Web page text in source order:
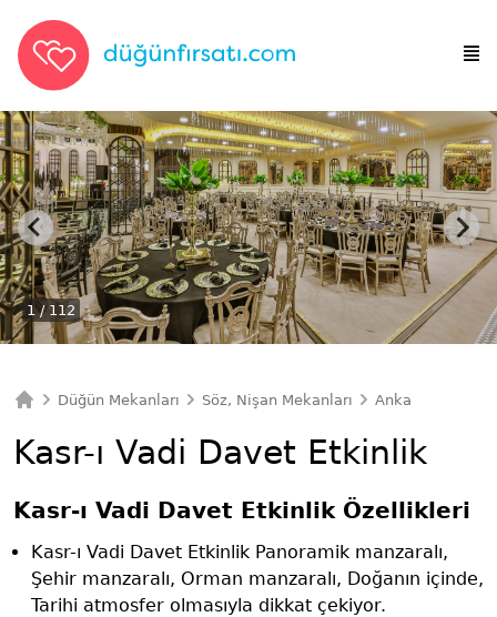
1/ 112
Düğün Mekanları Söz, Nişan Mekanları Ankara Söz,
Kasr-ı Vadi Davet Etkinlik
Kasr-ı Vadi Davet Etkinlik Özellikleri
Kasr-ı Vadi Davet Etkinlik Panoramik manzaralı,
Şehir manzaralı, Orman manzaralı, Doğanın içinde,
Tarihi atmosfer olmasıyla dikkat çekiyor.